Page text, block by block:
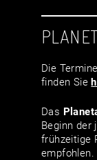
Die
finden Sie
Das
Beginn der
frühzeitige
empfohlen.